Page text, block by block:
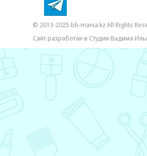
© 2013-2025 bb-mania.kz All Rights
Сайт разработан в Студии Вадима